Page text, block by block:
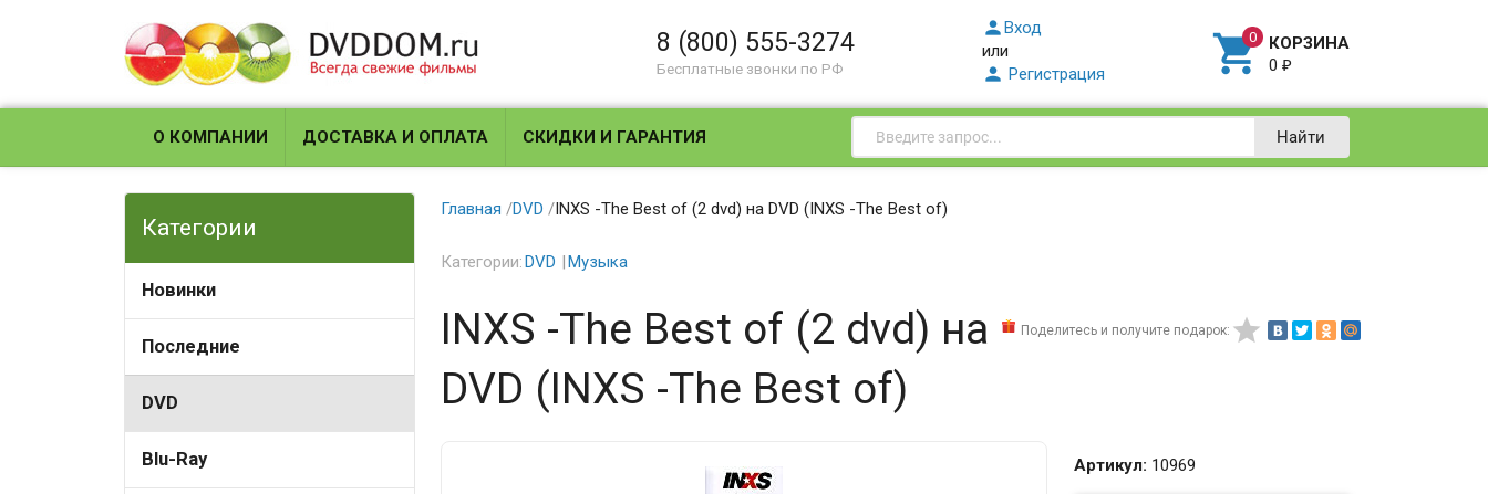
8 (800) 555-3274
Бесплатные звонки по РФ
Вход
или
 Регистрация  КОРЗИНА
0₽
О КОМПАНИИ ДОСТАВКА И ОПЛАТА СКИДКИ И ГАРАНТИЯ Найти
Категории
Новинки
Последние
DVD
Blu-Ray
Главная /DVD /INXS -The Best of (2 dvd) на DVD (INXS -The Best of)
Категории:DVD Музыка
Поделитесь и получите подарок: 
INXS -The Best of (2 dvd) на
DVD (INXS -The Best of)
Артикул: 10969